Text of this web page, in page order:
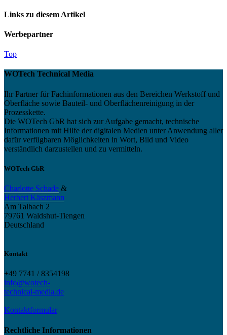
Links zu diesem Artikel
Werbepartner
Top
WOTech Technical Media
Ihr Partner für Fachinformationen aus den Bereichen Werkstoff und
Oberfläche sowie Bauteil- und Oberflächenreinigung in der
Prozesskette.
Die WOTech GbR hat sich zur Aufgabe gemacht, technische
Informationen mit Hilfe der digitalen Medien unter Anwendung aller
dafür verfügbaren Möglichkeiten in Wort, Bild und Video
verständlich darzustellen und zu vermitteln.
WOTech GbR
Charlotte Schade &
Herbert Käszmann
Am Talbach 2
79761 Waldshut-Tiengen
Deutschland
Kontakt
+49 7741 / 8354198
info@wotech-
technical-media.de
Kontaktformular
Rechtliche Informationen